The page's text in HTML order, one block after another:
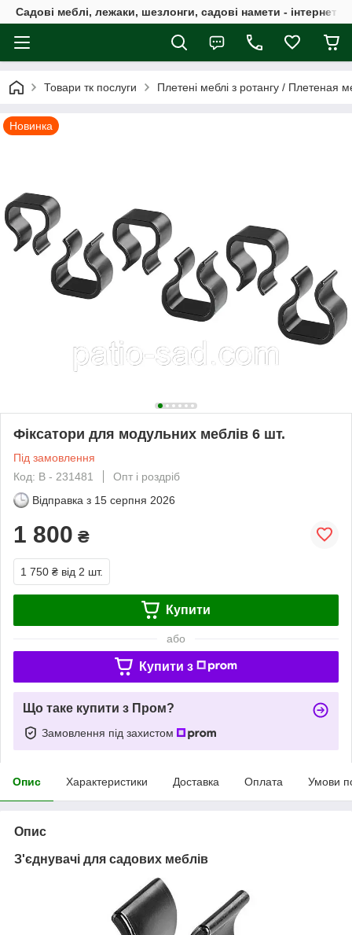
Садові меблі, лежаки, шезлонги, садові намети - інтернет-
Товари тк послуги Плетені меблі з ротангу / Плетеная
Новинка
Фіксатори для модульних меблів 6 шт.
Під замовлення
Код: В - 231481
Опт і роздріб
Відправка з 15 серпня 2026
1 800 ₴
1 750 ₴ від 2 шт.
Купити
або
Купити з
Що таке купити з Пром?
Замовлення під захистом
Опис Характеристики Доставка Оплата Умови
Опис
З'єднувачі для садових меблів